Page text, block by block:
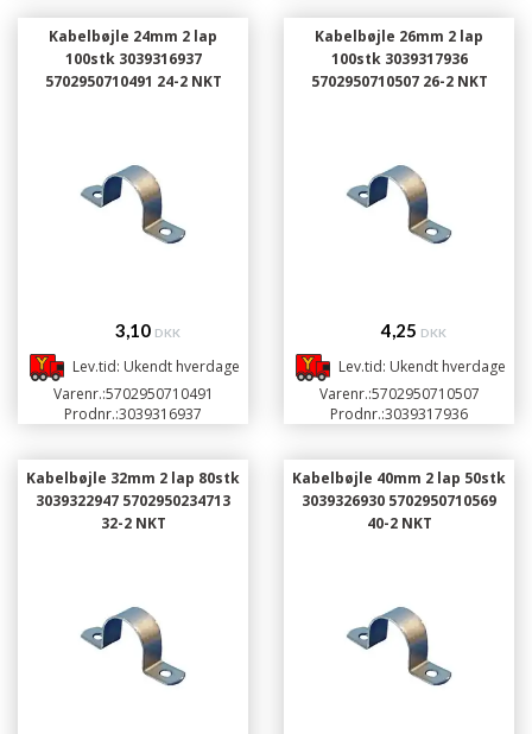
Kabelbøjle 24mm 2 lap
100stk 3039316937
5702950710491 24-2 NKT
3,10 DKK
Lev.tid: Ukendt hverdage
Varenr.:5702950710491
Prodnr.:3039316937
Kabelbøjle 26mm 2 lap
100stk 3039317936
5702950710507 26-2 NKT
4,25 DKK
Lev.tid: Ukendt hverdage
Varenr.:5702950710507
Prodnr.:3039317936
Kabelbøjle 32mm 2 lap 80stk
3039322947 5702950234713
32-2 NKT
Kabelbøjle 40mm 2 lap 50stk
3039326930 5702950710569
40-2 NKT